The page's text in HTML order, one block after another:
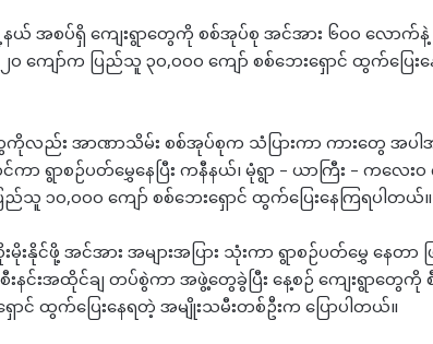
အစပ်ရှိ ကျေးရွာတွေကို စစ်အုပ်စု အင်အား ၆၀၀ လောက်နဲ့
၀ ကျော်က ပြည်သူ ၃၀,၀၀၀ ကျော် စစ်ဘေးရှောင် ထွက်ပြေး
ကိုလည်း အာဏာသိမ်း စစ်အုပ်စုက သံပြားကာ ကားတွေ အပါ
ရွာစဉ်ပတ်မွှေနေပြီး ကနီနယ်၊ မုံရွာ – ယာကြီး – ကလေးဝ
သူ ၁၀,၀၀၀ ကျော် စစ်ဘေးရှောင် ထွက်ပြေးနေကြရပါတယ်။
င်ဖို့ အင်အား အများအပြား သုံးကာ ရွာစဉ်ပတ်မွှေ နေတာ ဖ
င်းအထိုင်ချ တပ်စွဲကာ အဖွဲ့တွေခွဲပြီး နေ့စဉ် ကျေးရွာတွေကို စီ
ထွက်ပြေးနေရတဲ့ အမျိုးသမီးတစ်ဦးက ပြောပါတယ်။